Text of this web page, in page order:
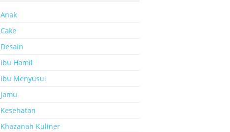
Anak
Cake
Desain
Ibu Hamil
Ibu Menyusui
Jamu
Kesehatan
Khazanah Kuliner